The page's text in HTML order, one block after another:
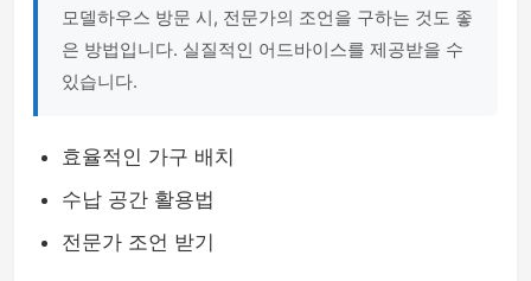
모델하우스 방문 시, 전문가의 조언을 구하는 것도 좋
은 방법입니다. 실질적인 어드바이스를 제공받을 수
있습니다.
효율적인 가구 배치
수납 공간 활용법
전문가 조언 받기